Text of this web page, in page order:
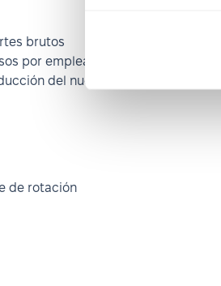
brutos
por empleado
del nuevo empleado
de rotación